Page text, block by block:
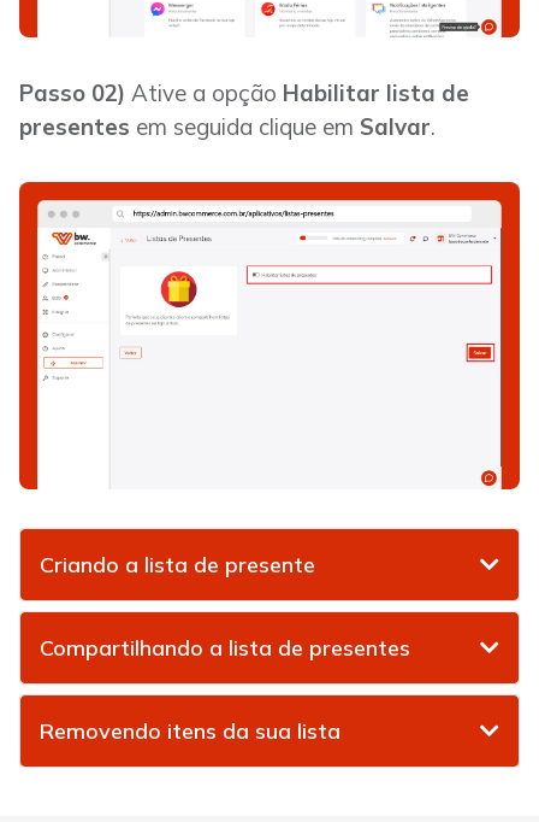
Passo 02) Ative a opção Habilitar lista de
presentes em seguida clique em Salvar.
Criando a lista de presente
Compartilhando a lista de presentes
Removendo itens da sua lista